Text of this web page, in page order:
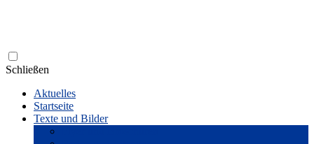
Schließen
springen
Aktuelles
Startseite
Texte und Bilder